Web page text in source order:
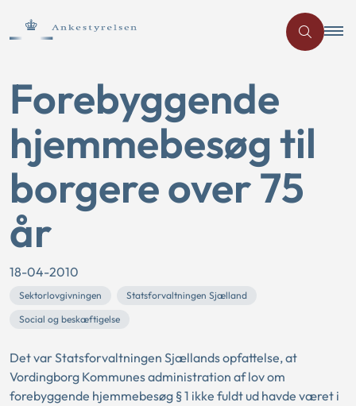
Forebyggende
hjemmebesøg til
borgere over 75
år
18-04-2010
Sektorlovgivningen
Statsforvaltningen Sjælland
Social og beskæftigelse
Det var Statsforvaltningen Sjællands opfattelse, at
Vordingborg Kommunes administration af lov om
forebyggende hjemmebesøg § 1 ikke fuldt ud havde været i